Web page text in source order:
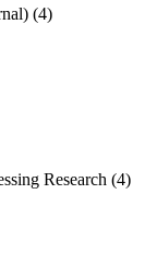
(4)
Research (4)